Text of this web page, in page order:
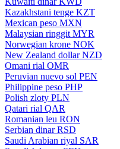
Kazakhstani tenge KZT
Mexican peso MXN
Malaysian ringgit MYR
Norwegian krone NOK
New Zealand dollar NZD
Omani rial OMR
Peruvian nuevo sol PEN
Philippine peso PHP
Polish zloty PLN
Qatari rial QAR
Romanian leu RON
Serbian dinar RSD
Saudi Arabian riyal SAR